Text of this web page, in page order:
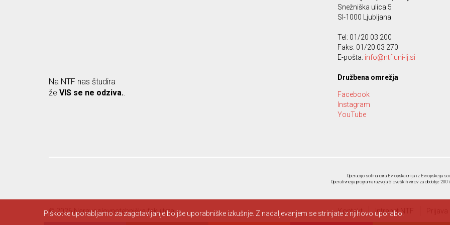
Snežniška ulica 5
SI-1000 Ljubljana
Tel: 01/20 03 200
Faks: 01/20 03 270
E-pošta: info@ntf.uni-lj.si
Družbena omrežja
Facebook
Instagram
YouTube
Na NTF nas študira
že VIS se ne odziva..
Operacijo sofinancira Evropska unija iz Evropskega
Operativnega programa razvoja človeških virov za obdobje
© 2026 Naravoslovnotehniška fakulteta. Kontakt Intranet NTF
Piškotke uporabljamo za zagotavljanje boljše uporabniške izkušnje. Z nadaljevanjem se strinjate z njihovo uporabo.